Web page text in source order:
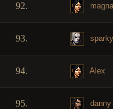
92.
93. sparky
94. Alex
95. danny